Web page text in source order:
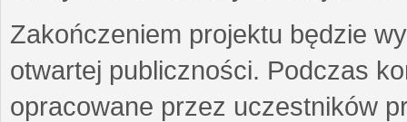
Zakończeniem projektu będzie
otwartej publiczności. Podczas
opracowane przez uczestników